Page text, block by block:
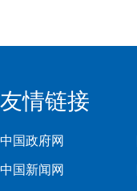
友情链接
中国政府网
中国新闻网